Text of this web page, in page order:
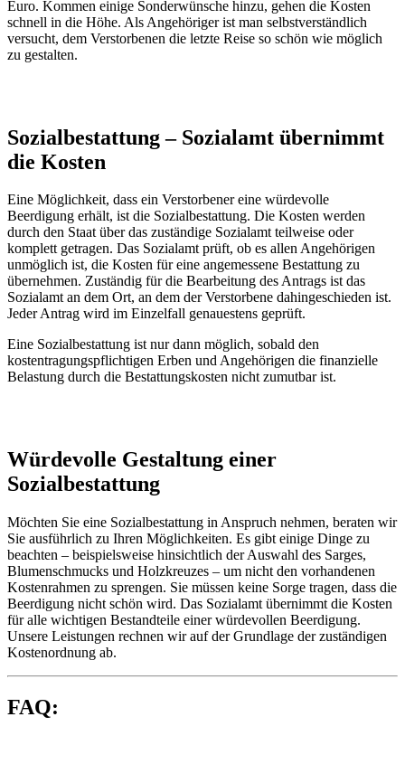
Euro. Kommen einige Sonderwünsche hinzu, gehen die Kosten
schnell in die Höhe. Als Angehöriger ist man selbstverständlich
versucht, dem Verstorbenen die letzte Reise so schön wie möglich
zu gestalten.
Sozialbestattung – Sozialamt übernimmt
die Kosten
Eine Möglichkeit, dass ein Verstorbener eine würdevolle
Beerdigung erhält, ist die Sozialbestattung. Die Kosten werden
durch den Staat über das zuständige Sozialamt teilweise oder
komplett getragen. Das Sozialamt prüft, ob es allen Angehörigen
unmöglich ist, die Kosten für eine angemessene Bestattung zu
übernehmen. Zuständig für die Bearbeitung des Antrags ist das
Sozialamt an dem Ort, an dem der Verstorbene dahingeschieden ist.
Jeder Antrag wird im Einzelfall genauestens geprüft.
Eine Sozialbestattung ist nur dann möglich, sobald den
kostentragungspflichtigen Erben und Angehörigen die finanzielle
Belastung durch die Bestattungskosten nicht zumutbar ist.
Würdevolle Gestaltung einer
Sozialbestattung
Möchten Sie eine Sozialbestattung in Anspruch nehmen, beraten wir
Sie ausführlich zu Ihren Möglichkeiten. Es gibt einige Dinge zu
beachten – beispielsweise hinsichtlich der Auswahl des Sarges,
Blumenschmucks und Holzkreuzes – um nicht den vorhandenen
Kostenrahmen zu sprengen. Sie müssen keine Sorge tragen, dass die
Beerdigung nicht schön wird. Das Sozialamt übernimmt die Kosten
für alle wichtigen Bestandteile einer würdevollen Beerdigung.
Unsere Leistungen rechnen wir auf der Grundlage der zuständigen
Kostenordnung ab.
FAQ: